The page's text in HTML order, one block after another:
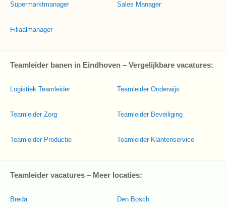
Supermarktmanager
Filiaalmanager
Sales Manager
Teamleider banen in Eindhoven – Vergelijkbare vacatures:
Logistiek Teamleider
Teamleider Zorg
Teamleider Productie
Teamleider Onderwijs
Teamleider Beveiliging
Teamleider Klantenservice
Teamleider vacatures – Meer locaties:
Breda Den Bosch